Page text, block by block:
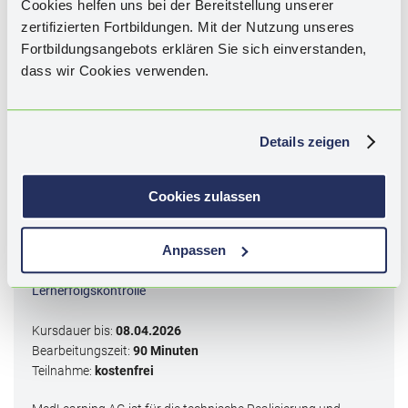
Cookies helfen uns bei der Bereitstellung unserer
zertifizierten Fortbildungen. Mit der Nutzung unseres
Fortbildungsangebots erklären Sie sich einverstanden,
dass wir Cookies verwenden.
Details zeigen
Cookies zulassen
Anpassen
Schlagwörter:HIV, antiretrovirale Therapie, ART, ARV, Gewicht,
Fettleber, NAFLD/NASH, Steatohepatitis, EACS guidelines,
Wissenstests ist nicht mehr möglich.
Kategorie I - Qualifizierung durch
Lernerfolgskontrolle
Kursdauer bis: 08.04.2026
Bearbeitungszeit: 90 Minuten
Teilnahme: kostenfrei